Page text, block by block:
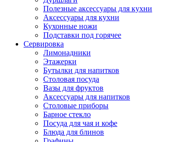
Полезные аксессуары для кухни
Аксессуары для кухни
Кухонные ножи
Подставки под горячее
Сервировка
Лимонадники
Этажерки
Бутылки для напитков
Столовая посуда
Вазы для фруктов
Аксессуары для напитков
Столовые приборы
Барное стекло
Посуда для чая и кофе
Блюда для блинов